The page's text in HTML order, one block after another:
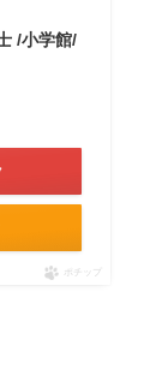
/小学館/
ポチップ